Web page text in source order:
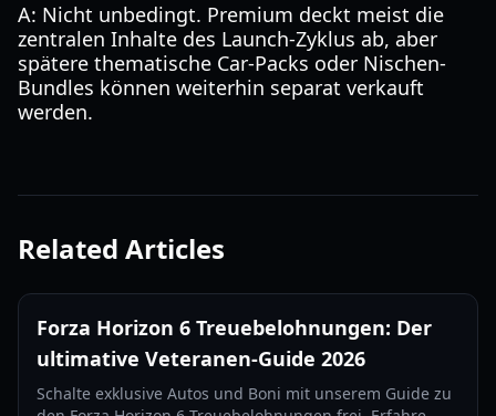
A: Nicht unbedingt. Premium deckt meist die
zentralen Inhalte des Launch-Zyklus ab, aber
spätere thematische Car-Packs oder Nischen-
Bundles können weiterhin separat verkauft
werden.
Related Articles
Forza Horizon 6 Treuebelohnungen: Der
ultimative Veteranen-Guide 2026
Schalte exklusive Autos und Boni mit unserem Guide zu